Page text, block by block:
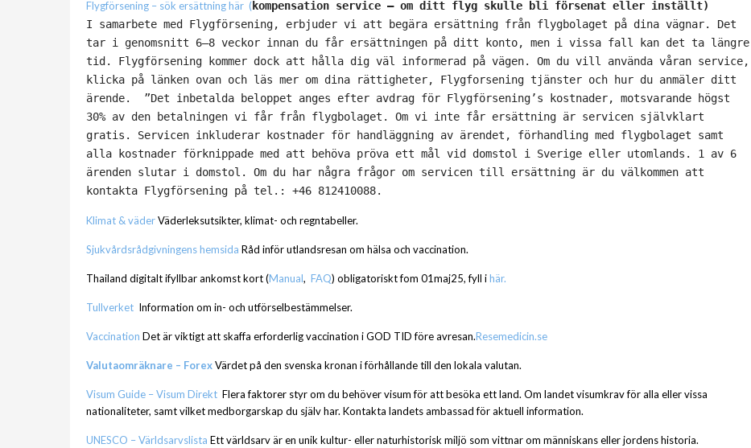
Flygförsening – sök ersättning här (kompensation service – om ditt flyg skulle bli försenat eller inställt)
I samarbete med Flygförsening, erbjuder vi att begära ersättning från flygbolaget på dina vägnar. Det
tar i genomsnitt 6–8 veckor innan du får ersättningen på ditt konto, men i vissa fall kan det ta längre
tid. Flygförsening kommer dock att hålla dig väl informerad på vägen. Om du vill använda våran service,
klicka på länken ovan och läs mer om dina rättigheter, Flygforsening tjänster och hur du anmäler ditt
ärende. ”Det inbetalda beloppet anges efter avdrag för Flygförsening’s kostnader, motsvarande högst
30% av den betalningen vi får från flygbolaget. Om vi inte får ersättning är servicen självklart
gratis. Servicen inkluderar kostnader för handläggning av ärendet, förhandling med flygbolaget samt
alla kostnader förknippade med att behöva pröva ett mål vid domstol i Sverige eller utomlands. 1 av 6
ärenden slutar i domstol. Om du har några frågor om servicen till ersättning är du välkommen att
kontakta Flygförsening på tel.: +46 812410088.
Klimat & väderVäderleksutsikter, klimat- och regntabeller.
Sjukvårdsrådgivningens hemsida Råd inför utlandsresan om hälsa och vaccination.
Thailand digitalt ifyllbar ankomst kort (Manual, FAQ) obligatoriskt fom 01maj25, fyll ihär.
Tullverket Information om in- och utförselbestämmelser.
Vaccination Det är viktigt att skaffa erforderlig vaccination i GOD TID före avresan.Resemedicin.se
Valutaomräknare – ForexVärdet på den svenska kronan i förhållande till den lokala valutan.
Visum Guide – Visum Direkt Flera faktorer styr om du behöver visum för att besöka ett land. Om landet visumkrav för alla eller vissa
nationaliteter, samt vilket medborgarskap du själv har. Kontakta landets ambassad för aktuell information.
UNESCO – Världsarvslista Ett världsarv är en unik kultur- eller naturhistorisk miljö som vittnar om människans eller jordens historia.